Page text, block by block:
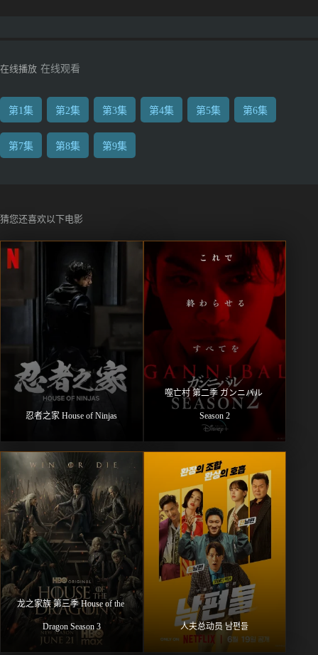
在线播放 在线观看
第1集 第2集 第3集 第4集 第5集 第6集
第7集 第8集 第9集
猜您还喜欢以下电影
忍者之家 House of Ninjas
噬亡村 第二季 ガンニバル
Season 2
龙之家族 第三季 House of the
Dragon Season 3 人夫总动员 남편들